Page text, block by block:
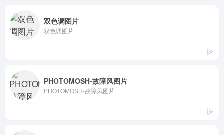
双色调图片
双色调图片
PHOTOMOSH-故障风图片
PHOTOMOSH-故障风图片